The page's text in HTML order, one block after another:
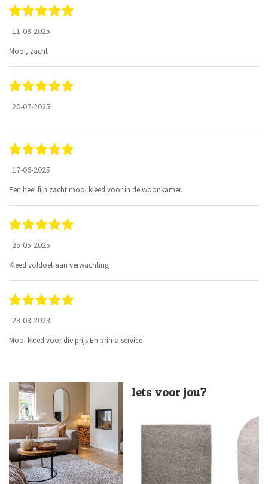
11-08-2025
Mooi, zacht
20-07-2025
17-06-2025
Een heel fijn zacht mooi kleed voor in de woonkamer.
25-05-2025
Kleed voldoet aan verwachting
23-08-2023
Mooi kleed voor die prijs.En prima service
Iets voor jou?